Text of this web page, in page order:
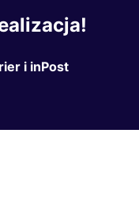
i inPost